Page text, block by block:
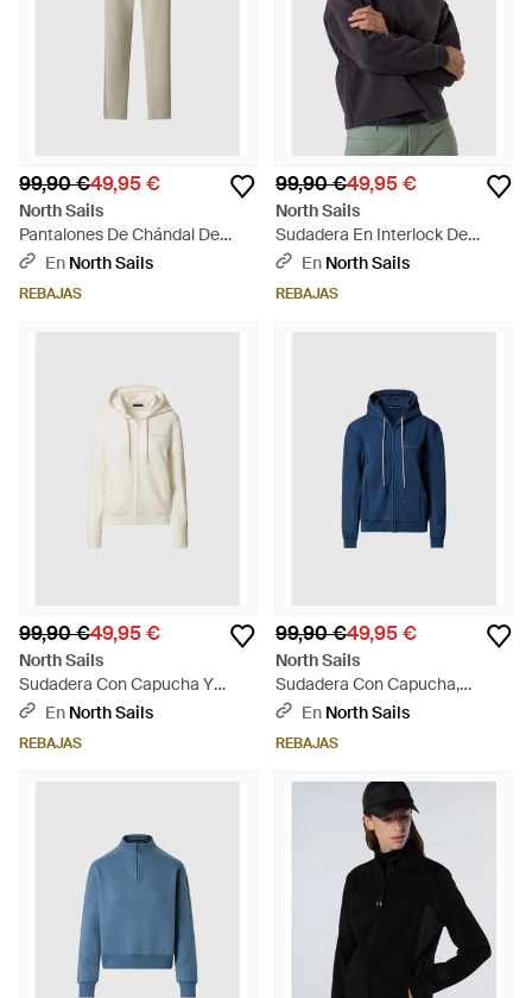
99,90 €49,95 €
North Sails
Pantalones De Chándal De
Forro Polar Técnico - Neutro
En North Sails
REBAJAS
99,90 €49,95 €
North Sails
Sudadera En Interlock De
Cuello Redondo - Azul
En North Sails
REBAJAS
99,90 €49,95 €
North Sails
Sudadera Con Capucha Y
Cremallera De Felpa Francesa
En North Sails
REBAJAS
99,90 €49,95 €
North Sails
Sudadera Con Capucha,
Cremallera Y Estampado - Azul
En North Sails
REBAJAS